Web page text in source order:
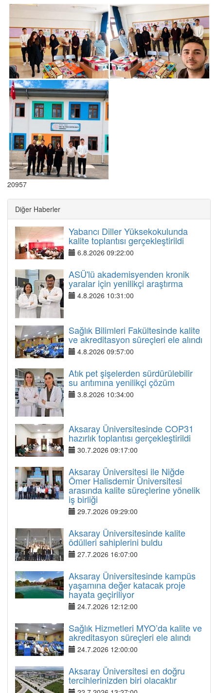
20957
Diğer Haberler
Yabancı Diller Yüksekokulunda
kalite toplantısı gerçekleştirildi
6.8.2026 09:22:00
ASÜ'lü akademisyenden kronik
yaralar için yenilikçi araştırma
4.8.2026 10:31:00
Sağlık Bilimleri Fakültesinde kalite
ve akreditasyon süreçleri ele alındı
4.8.2026 09:57:00
Atık pet şişelerden sürdürülebilir
su arıtımına yenilikçi çözüm
3.8.2026 10:34:00
Aksaray Üniversitesinde COP31
hazırlık toplantısı gerçekleştirildi
30.7.2026 09:17:00
Aksaray Üniversitesi ile Niğde
Ömer Halisdemir Üniversitesi
arasında kalite süreçlerine yönelik
iş birliği
29.7.2026 09:29:00
Aksaray Üniversitesinde kalite
ödülleri sahiplerini buldu
27.7.2026 16:07:00
Aksaray Üniversitesinde kampüs
yaşamına değer katacak proje
hayata geçiriliyor
24.7.2026 12:12:00
Sağlık Hizmetleri MYO’da kalite ve
akreditasyon süreçleri ele alındı
24.7.2026 12:00:00
Aksaray Üniversitesi en doğru
tercihlerinizden biri olacaktır